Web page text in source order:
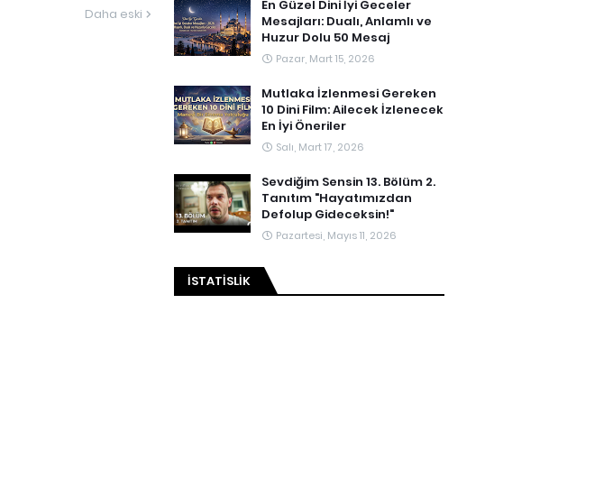
Daha eski
En Güzel Dini İyi Geceler
Mesajları: Dualı, Anlamlı ve
Huzur Dolu 50 Mesaj
Pazar, Mart 15, 2026
Mutlaka İzlenmesi Gereken
10 Dini Film: Ailecek İzlenecek
En İyi Öneriler
Salı, Mart 17, 2026
Sevdiğim Sensin 13. Bölüm 2.
Tanıtım "Hayatımızdan
Defolup Gideceksin!"
Pazartesi, Mayıs 11, 2026
İSTATISLIK